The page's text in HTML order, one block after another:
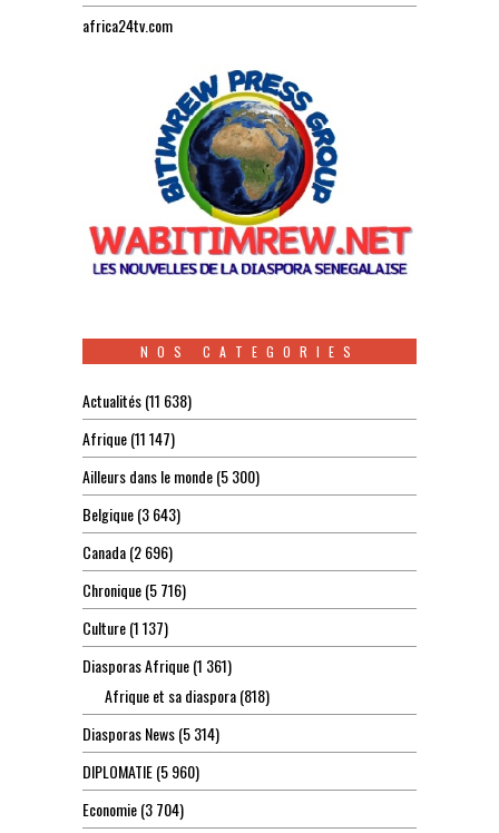
africa24tv.com
NOS CATEGORIES
Actualités(11 638)
Afrique(11 147)
Ailleurs dans le monde(5 300)
Belgique(3 643)
Canada(2 696)
Chronique(5 716)
Culture(1 137)
Diasporas Afrique(1 361)
Afrique et sa diaspora(818)
Diasporas News(5 314)
DIPLOMATIE(5 960)
Economie(3 704)